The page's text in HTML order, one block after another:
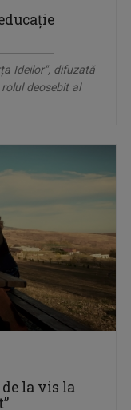
Ideilor", difuzată
deosebit al
la vis la